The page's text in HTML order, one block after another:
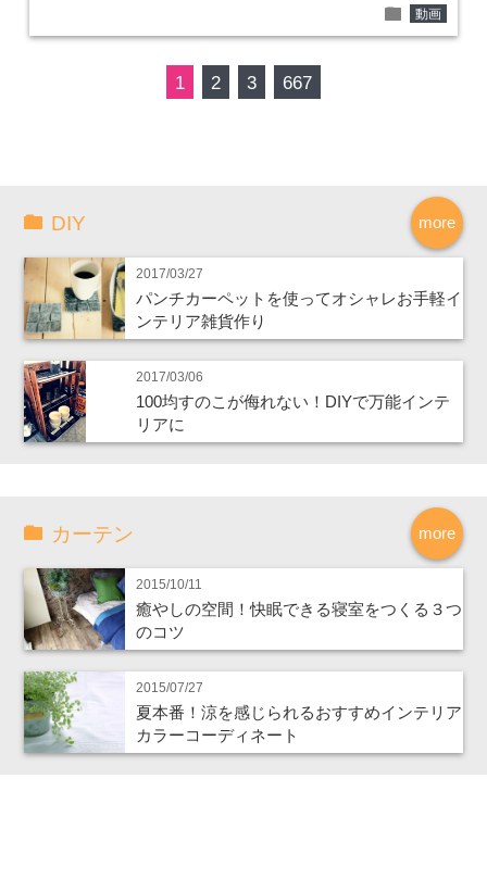
folder 動画
1 2 3 667
more
DIY
2017/03/27
パンチカーペットを使ってオシャレお手軽イ
ンテリア雑貨作り
2017/03/06
100均すのこが侮れない！DIYで万能インテ
リアに
more
カーテン
2015/10/11
癒やしの空間！快眠できる寝室をつくる３つ
のコツ
2015/07/27
夏本番！涼を感じられるおすすめインテリア
カラーコーディネート